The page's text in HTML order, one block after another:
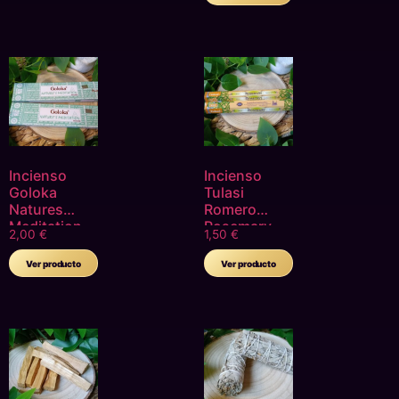
Incienso
Goloka
Natures
Meditation
2,00 €
Ver producto
Incienso
Tulasi
Romero
Rosemary
1,50 €
Ver producto